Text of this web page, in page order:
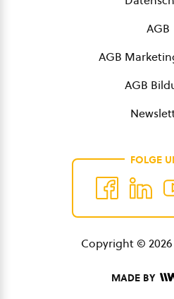
AGB
AGB
AGB
FOLGE
Copyright © 2026
MADE BY